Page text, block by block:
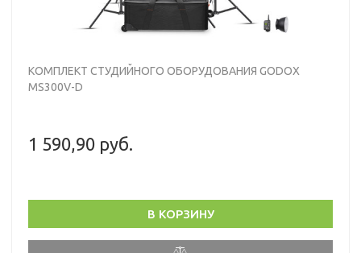
КОМПЛЕКТ СТУДИЙНОГО ОБОРУДОВАНИЯ GODOX
MS300V-D
1 590,90 руб.
В КОРЗИНУ